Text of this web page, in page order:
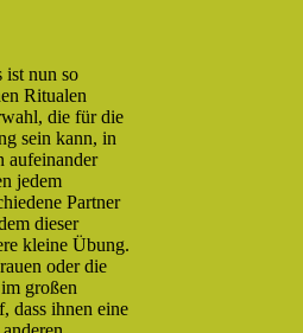
ist nun so
Ritualen
die für die
sein kann, in
aufeinander
jedem
Partner
dieser
kleine Übung.
oder die
großen
dass ihnen eine